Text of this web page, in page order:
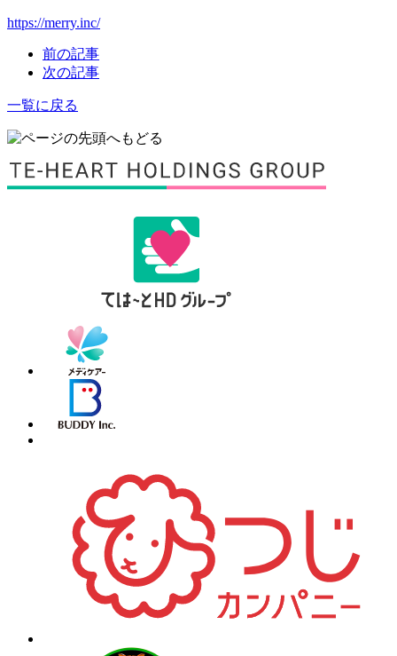
https://merry.inc/
前の記事
次の記事
一覧に戻る